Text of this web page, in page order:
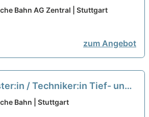
Ingenieurbau neu
Bahn AG Zentral | Stuttgart
zum Angebot
/ Techniker:in Tief- und
für die Qualifizierung
Bahn | Stuttgart